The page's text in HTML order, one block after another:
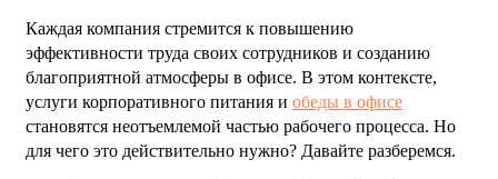
Каждая компания стремится к повышению
эффективности труда своих сотрудников и созданию
благоприятной атмосферы в офисе. В этом контексте,
услуги корпоративного питания и обеды в офисе
становятся неотъемлемой частью рабочего процесса. Но
для чего это действительно нужно? Давайте разберемся.